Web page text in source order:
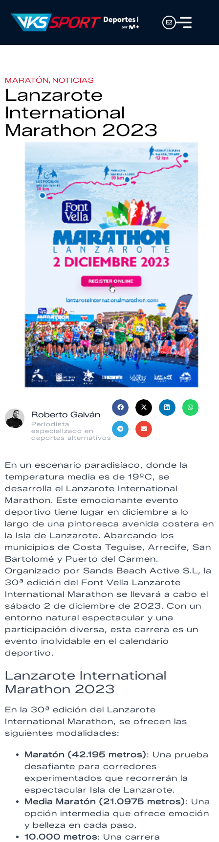
MARATÓN, NOTICIAS
Lanzarote
International
Marathon 2023
Roberto Galván
Periodista
especializado en
deportes alternativos
En un escenario paradisíaco, donde la
temperatura media es de 19ºC, se
desarrolla el Lanzarote International
Marathon. Este emocionante evento
deportivo tiene lugar en diciembre a lo
largo de una pintoresca avenida costera en
la Isla de Lanzarote. Abarcando los
municipios de Costa Teguise, Arrecife, San
Bartolomé y Puerto del Carmen.
Organizado por Sands Beach Active S.L, la
30ª edición del Font Vella Lanzarote
International Marathon se llevará a cabo el
sábado 2 de diciembre de 2023. Con un
entorno natural espectacular y una
participación diversa, esta carrera es un
evento inolvidable en el calendario
deportivo.
Lanzarote International
Marathon 2023
En la 30ª edición del Lanzarote
International Marathon, se ofrecen las
siguientes modalidades:
Maratón (42.195 metros): Una prueba
desafiante para corredores
experimentados que recorrerán la
espectacular Isla de Lanzarote.
Media Maratón (21.0975 metros): Una
opción intermedia que ofrece emoción
y belleza en cada paso.
10.000 metros: Una carrera